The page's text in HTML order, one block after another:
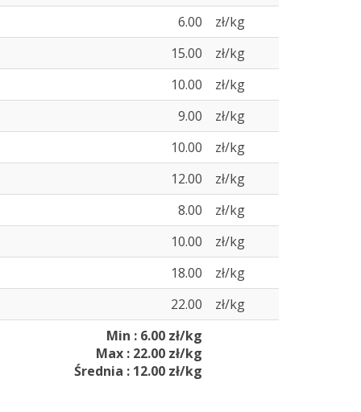
6.00
zł/kg
15.00
zł/kg
10.00
zł/kg
9.00
zł/kg
10.00
zł/kg
12.00
zł/kg
8.00
zł/kg
10.00
zł/kg
18.00
zł/kg
22.00
zł/kg
Min : 6.00 zł/kg
Max : 22.00 zł/kg
Średnia : 12.00 zł/kg